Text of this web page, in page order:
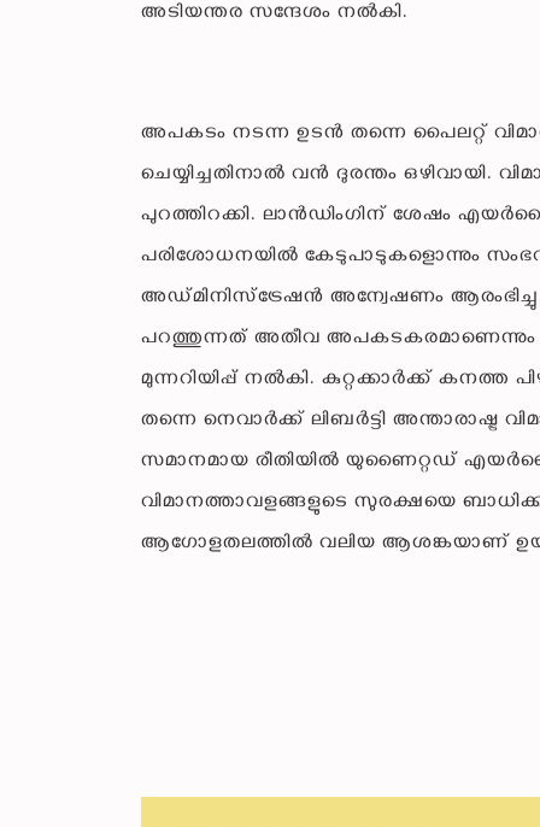
അടിയന്തര സന്ദേശം നൽകി.
അപകടം നടന്ന ഉടൻ തന്നെ പൈലറ്റ്
ചെയ്യിച്ചതിനാൽ വൻ ദുരന്തം ഒഴിവായി.
പുറത്തിറക്കി. ലാൻഡിംഗിന് ശേഷം
പരിശോധനയിൽ കേടുപാടുകളൊന്നും
അഡ്മിനിസ്ട്രേഷൻ അന്വേഷണം
പറത്തുന്നത് അതീവ
മുന്നറിയിപ്പ് നൽകി. കുറ്റക്കാർക്ക് കനത്ത
തന്നെ നെവാർക്ക് ലിബർട്ടി അന്താരാഷ്ട്ര
സമാനമായ രീതിയിൽ യുണൈറ്റഡ്
വിമാനത്താവളങ്ങളുടെ സുരക്ഷയെ
ആഗോളതലത്തിൽ വലിയ ആശങ്കയാണ്